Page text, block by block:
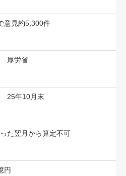
意見約5,300件
厚労省
25年10月末
た翌月から算定不可
円